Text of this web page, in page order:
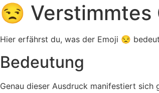
😒 Verstimmtes
Hier erfährst du, was der Emoji 😒
Bedeutung
Genau dieser Ausdruck manifestiert